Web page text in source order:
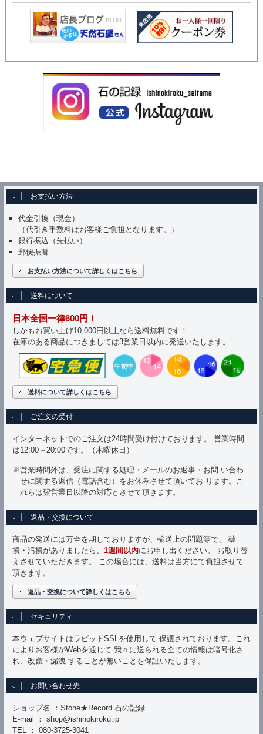
お支払い方法
代金引換（現金）
（代引き手数料はお客様ご負担となります。）
銀行振込（先払い）
郵便振替
お支払い方法について詳しくはこちら
送料について
日本全国一律600円！
しかもお買い上げ10,000円以上なら送料無料です！
在庫のある商品につきましては3営業日以内に発送いたします。
送料について詳しくはこちら
ご注文の受付
インターネットでのご注文は24時間受け付けております。 営業時間
は12:00～20:00です。（木曜休日）
※営業時間外は、受注に関する処理・メールのお返事・お問 い合わ
せに関する返信（電話含む）をお休みさせて頂いてお ります。こ
れらは翌営業日以降の対応とさせて頂きます。
返品・交換について
商品の発送には万全を期しておりますが、輸送上の問題等で、 破
損・汚損がありましたら、 1週間以内にお申し出ください。 お取り替
えさせていただきます。 この場合には、送料は当方にて負担させて
頂きます。
返品・交換について詳しくはこちら
セキュリティ
本ウェブサイトはラピッドSSLを使用して 保護されております。これ
によりお客様がWebを通じて 我々に送られる全ての情報は暗号化さ
れ、改竄・漏洩 することが無いことを保証いたします。
お問い合わせ先
ショップ名 ：Stone★Record 石の記録
E-mail ： shop@ishinokiroku.jp
TEL ： 080-3725-3041